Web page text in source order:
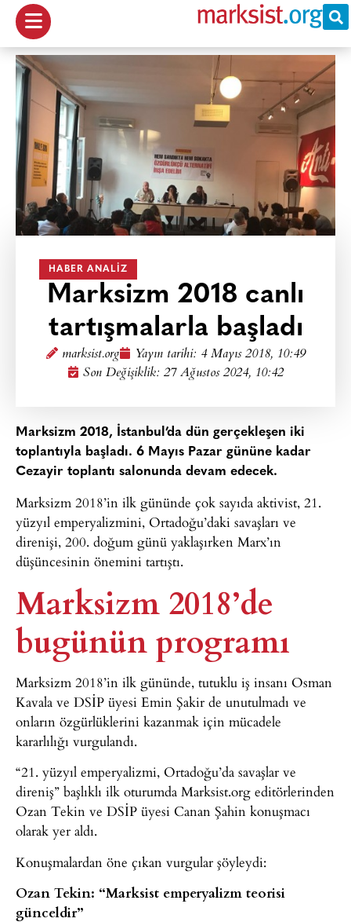
HABER ANALIZ
Marksizm 2018 canlı
tartışmalarla başladı
marksist.org Yayın tarihi: 4 Mayıs 2018, 10:49
Son Değişiklik: 27 Ağustos 2024, 10:42
Marksizm 2018, İstanbul’da dün gerçekleşen iki
toplantıyla başladı. 6 Mayıs Pazar gününe kadar
Cezayir toplantı salonunda devam edecek.
Marksizm 2018’in ilk gününde çok sayıda aktivist, 21.
yüzyıl emperyalizmini, Ortadoğu’daki savaşları ve
direnişi, 200. doğum günü yaklaşırken Marx’ın
düşüncesinin önemini tartıştı.
Marksizm 2018’de
bugünün programı
Marksizm 2018’in ilk gününde, tutuklu iş insanı Osman
Kavala ve DSİP üyesi Emin Şakir de unutulmadı ve
onların özgürlüklerini kazanmak için mücadele
kararlılığı vurgulandı.
“21. yüzyıl emperyalizmi, Ortadoğu’da savaşlar ve
direniş” başlıklı ilk oturumda Marksist.org editörlerinden
Ozan Tekin ve DSİP üyesi Canan Şahin konuşmacı
olarak yer aldı.
Konuşmalardan öne çıkan vurgular şöyleydi:
Ozan Tekin: “Marksist emperyalizm teorisi
günceldir”